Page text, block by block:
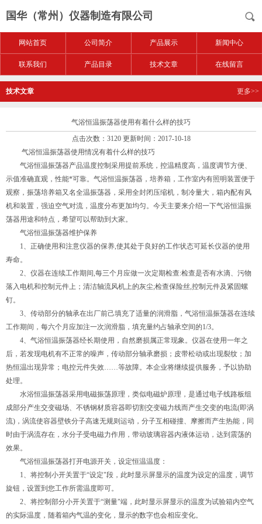
国华（常州）仪器制造有限公司
网站首页 公司简介 产品展示 新闻中心
联系我们 产品目录 技术文章 在线留言
技术文章 更多>>
气浴恒温振荡器使用有着什么样的技巧
点击次数：3120 更新时间：2017-10-18
气浴恒温振荡器使用情况有着什么样的技巧
气浴恒温振荡器产品温度控制采用提前系统，控温精度高，温度调节方便、
示值准确直观，性能*可靠。气浴恒温振荡器，培养箱，工作室内有照明装置便于
观察，振荡培养箱又名全温振荡器，采用全封闭压缩机，制冷量大，箱内配有风
机和装置，强迫空气对流，温度分布更加均匀。今天主要来介绍一下气浴恒温振
荡器用途和特点，希望可以帮助到大家。
气浴恒温振荡器维护保养
1、正确使用和注意仪器的保养,使其处于良好的工作状态可延长仪器的使用
寿命。
2、仪器在连续工作期间,每三个月应做一次定期检查:检查是否有水滴、污物
落入电机和控制元件上；清洁轴流风机上的灰尘;检查保险丝,控制元件及紧固螺
钉。
3、传动部分的轴承在出厂前己填充了适量的润滑脂，气浴恒温振荡器在连续
工作期间，每六个月应加注一次润滑脂，填充量约占轴承空间的1/3。
4、气浴恒温振荡器经长期使用，自然磨损属正常现象。仪器在使用一年之
后，若发现电机有不正常的噪声，传动部分轴承磨损；皮带松动或出现裂纹；加
热恒温出现异常；电控元件失效……等故障。本企业将继续提供服务，予以协助
处理。
水浴恒温振荡器采用电磁振荡原理，类似电磁炉原理，是通过电子线路板组
成部分产生交变磁场、不锈钢材质容器即切割交变磁力线而产生交变的电流(即涡
流)，涡流使容器壁铁分子高速无规则运动，分子互相碰撞、摩擦而产生热能，同
时由于涡流存在，水分子受电磁力作用，带动玻璃容器内液体运动，达到震荡的
效果。
气浴恒温振荡器打开电源开关，设定恒温温度：
1、将控制小开关置于“设定"段，此时显示屏显示的温度为设定的温度，调节
旋钮，设置到您工作所需温度即可。
2、将控制部分小开关置于“测量"端，此时显示屏显示的温度为试验箱内空气
的实际温度，随着箱内气温的变化，显示的数字也会相应变化。